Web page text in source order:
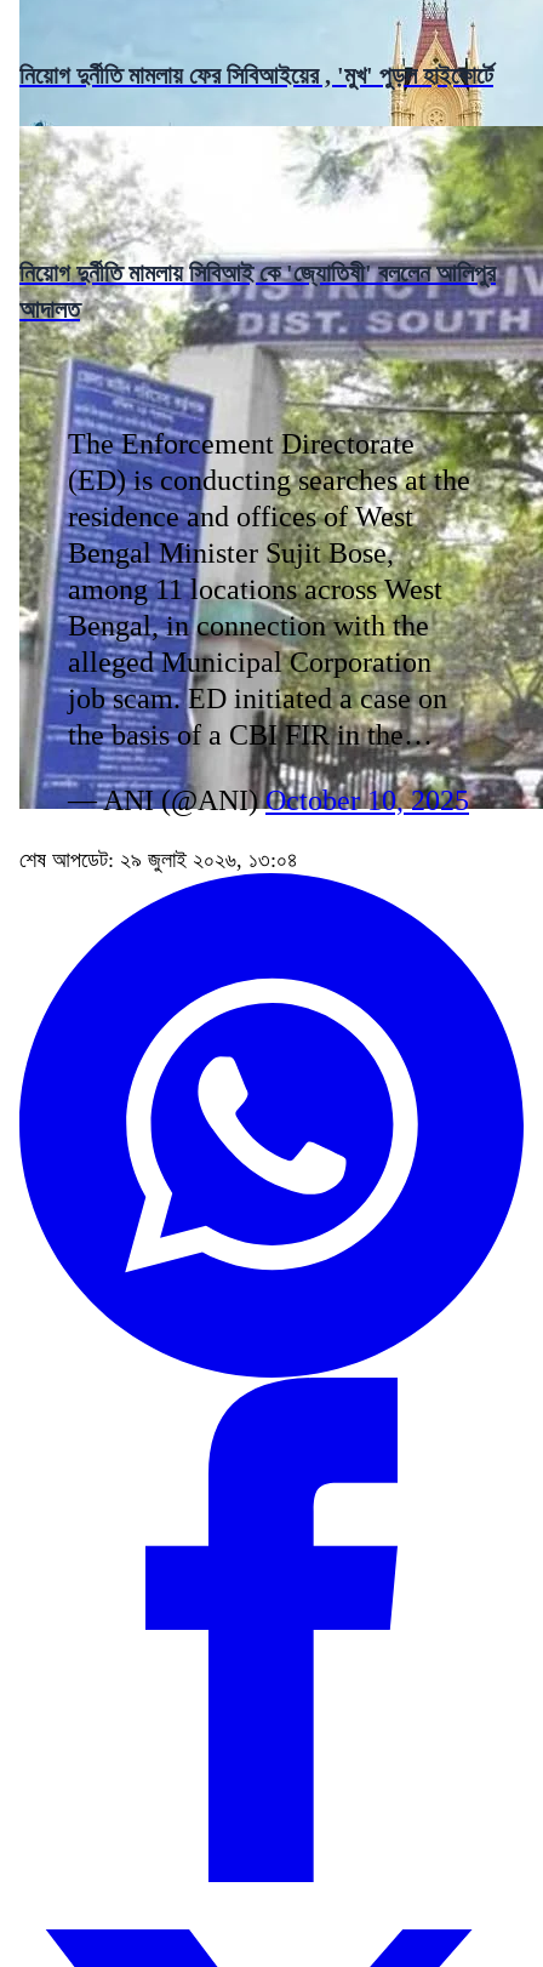
নিয়োগ দুর্নীতি মামলায় ফের সিবিআইয়ের , 'মুখ' পুড়ল হাইকোর্টে
নিয়োগ দুর্নীতি মামলায় সিবিআই কে 'জ্যোতিষী' বললেন আলিপুর
আদালত
The Enforcement Directorate
(ED) is conducting searches at the
residence and offices of West
Bengal Minister Sujit Bose,
among 11 locations across West
Bengal, in connection with the
alleged Municipal Corporation
job scam. ED initiated a case on
the basis of a CBI FIR in the…
— ANI (@ANI)October 10, 2025
শেষ আপডেট: ২৯ জুলাই ২০২৬, ১৩:০৪